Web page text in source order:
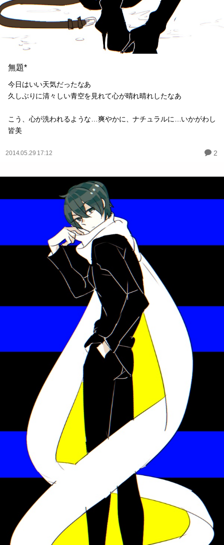
無題*
今日はいい天気だったなあ
久しぶりに清々しい青空を見れて心が晴れ晴れしたなあ
こう、心が洗われるような…爽やかに、ナチュラルに…いかがわし
皆美
2014.05.29 17:12 2